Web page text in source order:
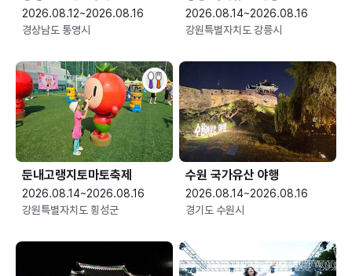
2026.08.12~2026.08.16
경상남도 통영시
2026.08.14~2026.08.16
강원특별자치도 강릉시
둔내고랭지토마토축제
2026.08.14~2026.08.16
강원특별자치도 횡성군
수원 국가유산 야행
2026.08.14~2026.08.16
경기도 수원시